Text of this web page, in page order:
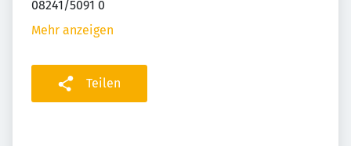
08241/5091 0
Mehr anzeigen
Teilen